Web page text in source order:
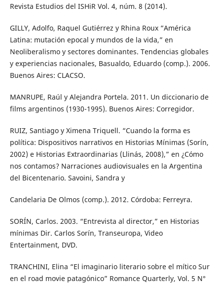
Revista Estudios del ISHiR Vol. 4, núm. 8 (2014).
GILLY, Adolfo, Raquel Gutiérrez y Rhina Roux “América
Latina: mutación epocal y mundos de la vida,” en
Neoliberalismo y sectores dominantes. Tendencias globales
y experiencias nacionales, Basualdo, Eduardo (comp.). 2006.
Buenos Aires: CLACSO.
MANRUPE, Raúl y Alejandra Portela. 2011. Un diccionario de
films argentinos (1930-1995). Buenos Aires: Corregidor.
RUIZ, Santiago y Ximena Triquell. “Cuando la forma es
política: Dispositivos narrativos en Historias Mínimas (Sorín,
2002) e Historias Extraordinarias (Llinás, 2008),” en ¿Cómo
nos contamos? Narraciones audiovisuales en la Argentina
del Bicentenario. Savoini, Sandra y
Candelaria De Olmos (comp.). 2012. Córdoba: Ferreyra.
SORÍN, Carlos. 2003. “Entrevista al director,” en Historias
mínimas Dir. Carlos Sorín, Transeuropa, Video
Entertainment, DVD.
TRANCHINI, Elina “El imaginario literario sobre el mítico Sur
en el road movie patagónico” Romance Quarterly, Vol. 5 N°